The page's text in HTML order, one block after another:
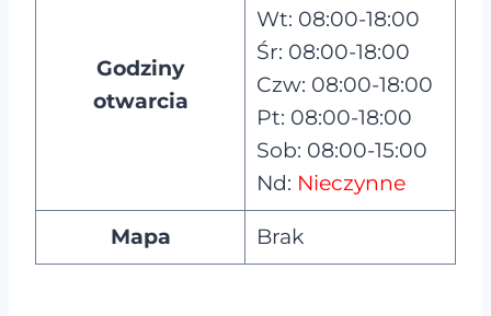
Godziny
otwarcia
Wt: 08:00-18:00
Śr: 08:00-18:00
Czw: 08:00-18:00
Pt: 08:00-18:00
Sob: 08:00-15:00
Nd: Nieczynne
Mapa Brak